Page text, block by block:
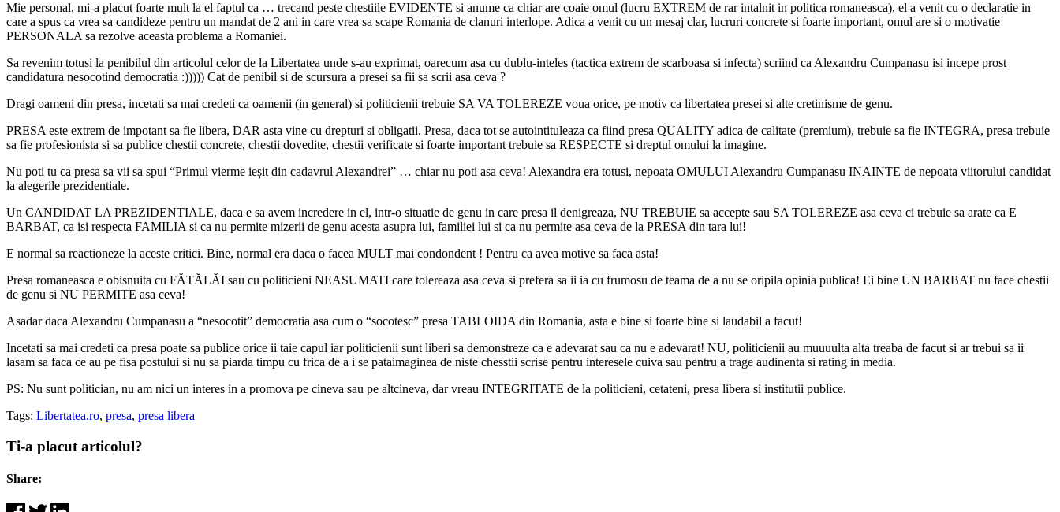
Mie personal, mi-a placut foarte mult la el faptul ca … trecand peste chestiile EVIDENTE si anume ca chiar are coaie omul (lucru EXTREM de rar intalnit in politica romaneasca), el a venit cu o declaratie in
care a spus ca vrea sa candideze pentru un mandat de 2 ani in care vrea sa scape Romania de clanuri interlope. Adica a venit cu un mesaj clar, lucruri concrete si foarte important, omul are si o motivatie
PERSONALA sa rezolve aceasta problema a Romaniei.
Sa revenim totusi la penibilul din articolul celor de la Libertatea unde s-au exprimat, oarecum asa cu dublu-inteles (tactica extrem de scarboasa si infecta) scriind ca Alexandru Cumpanasu isi incepe prost
candidatura nesocotind democratia :))))) Cat de penibil si de scursura a presei sa fii sa scrii asa ceva ?
Dragi oameni din presa, incetati sa mai credeti ca oamenii (in general) si politicienii trebuie SA VA TOLEREZE voua orice, pe motiv ca libertatea presei si alte cretinisme de genu.
PRESA este extrem de impotant sa fie libera, DAR asta vine cu drepturi si obligatii. Presa, daca tot se autointituleaza ca fiind presa QUALITY adica de calitate (premium), trebuie sa fie INTEGRA, presa trebuie
sa fie profesionista si sa publice chestii concrete, chestii dovedite, chestii verificate si foarte important trebuie sa RESPECTE si dreptul omului la imagine.
Nu poti tu ca presa sa vii sa spui “Primul vierme ieșit din cadavrul Alexandrei” … chiar nu poti asa ceva! Alexandra era totusi, nepoata OMULUI Alexandru Cumpanasu INAINTE de nepoata viitorului candidat
la alegerile prezidentiale.
Un CANDIDAT LA PREZIDENTIALE, daca e sa avem incredere in el, intr-o situatie de genu in care presa il denigreaza, NU TREBUIE sa accepte sau SA TOLEREZE asa ceva ci trebuie sa arate ca E
BARBAT, ca isi respecta FAMILIA si ca nu permite mizerii de genu acesta asupra lui, familiei lui si ca nu permite asa ceva de la PRESA din tara lui!
E normal sa reactioneze la aceste critici. Bine, normal era daca o facea MULT mai condondent ! Pentru ca avea motive sa faca asta!
Presa romaneasca e obisnuita cu FĂTĂLĂI sau cu politicieni NEASUMATI care tolereaza asa ceva si prefera sa ii ia cu frumosu de teama de a nu se oripila opinia publica! Ei bine UN BARBAT nu face chestii
de genu si NU PERMITE asa ceva!
Asadar daca Alexandru Cumpanasu a “nesocotit” democratia asa cum o “socotesc” presa TABLOIDA din Romania, asta e bine si foarte bine si laudabil a facut!
Incetati sa mai credeti ca presa poate sa publice orice ii taie capul iar politicienii sunt liberi sa demonstreze ca e adevarat sau ca nu e adevarat! NU, politicienii au muuuulta alta treaba de facut si ar trebui sa ii
lasam sa faca ce au pe fisa postului si nu sa piarda timpu cu frica de a i se pataimaginea de niste chesstii scrise pentru interesele cuiva sau pentru a trage audinenta si rating in media.
PS: Nu sunt politician, nu am nici un interes in a promova pe cineva sau pe altcineva, dar vreau INTEGRITATE de la politicieni, cetateni, presa libera si institutii publice.
Tags: Libertatea.ro, presa, presa libera
Ti-a placut articolul?
Share: